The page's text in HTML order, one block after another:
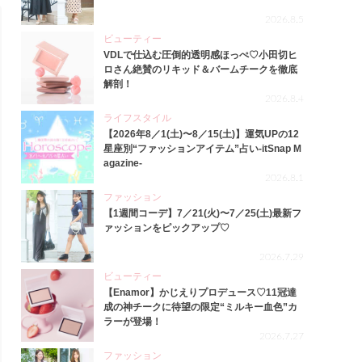
2026.8.5
ビューティー
VDLで仕込む圧倒的透明感ほっぺ♡小田切ヒ
ロさん絶賛のリキッド＆バームチークを徹底
解剖！
2026.8.4
ライフスタイル
【2026年8／1(土)〜8／15(土)】運気UPの12
星座別“ファッションアイテム”占い-itSnap M
agazine-
2026.8.1
ファッション
【1週間コーデ】7／21(火)〜7／25(土)最新フ
ァッションをピックアップ♡
2026.7.29
ビューティー
【Enamor】かじえりプロデュース♡11冠達
成の神チークに待望の限定“ミルキー血色”カ
ラーが登場！
2026.7.27
ファッション